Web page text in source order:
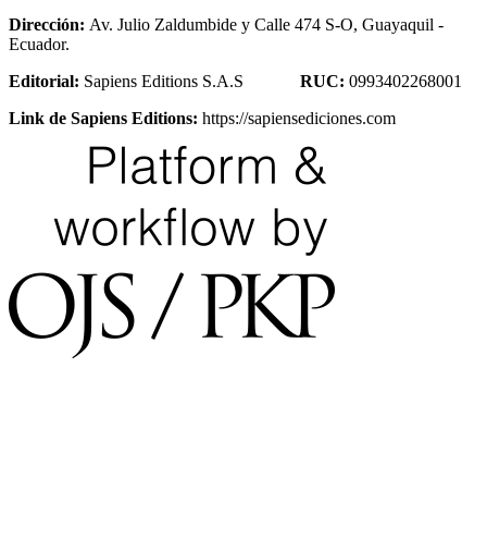
Dirección: Av. Julio Zaldumbide y Calle 474 S-O, Guayaquil -
Ecuador.
Editorial: Sapiens Editions S.A.S RUC: 0993402268001
Link de Sapiens Editions: https://sapiensediciones.com